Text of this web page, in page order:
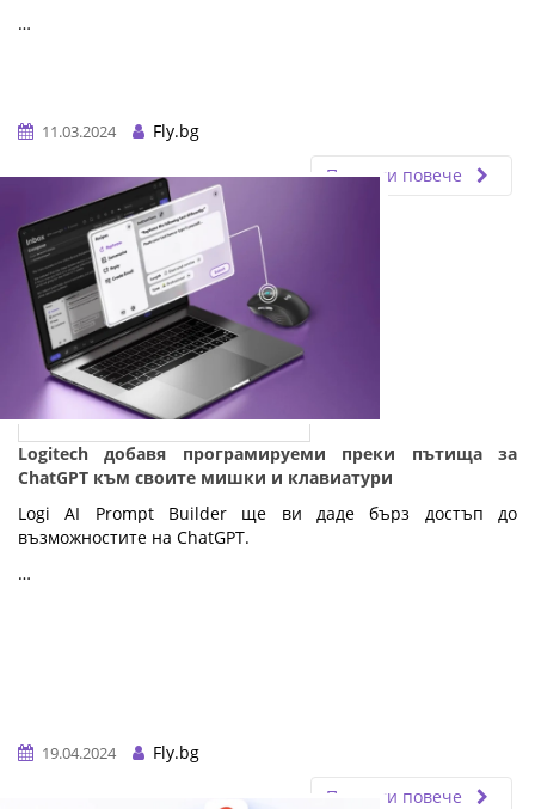
…
11.03.2024
Fly.bg
Прочети повече
Logitech добавя програмируеми преки пътища за
ChatGPT към своите мишки и клавиатури
Logi AI Prompt Builder ще ви даде бърз достъп до
възможностите на ChatGPT.
…
19.04.2024
Fly.bg
Прочети повече